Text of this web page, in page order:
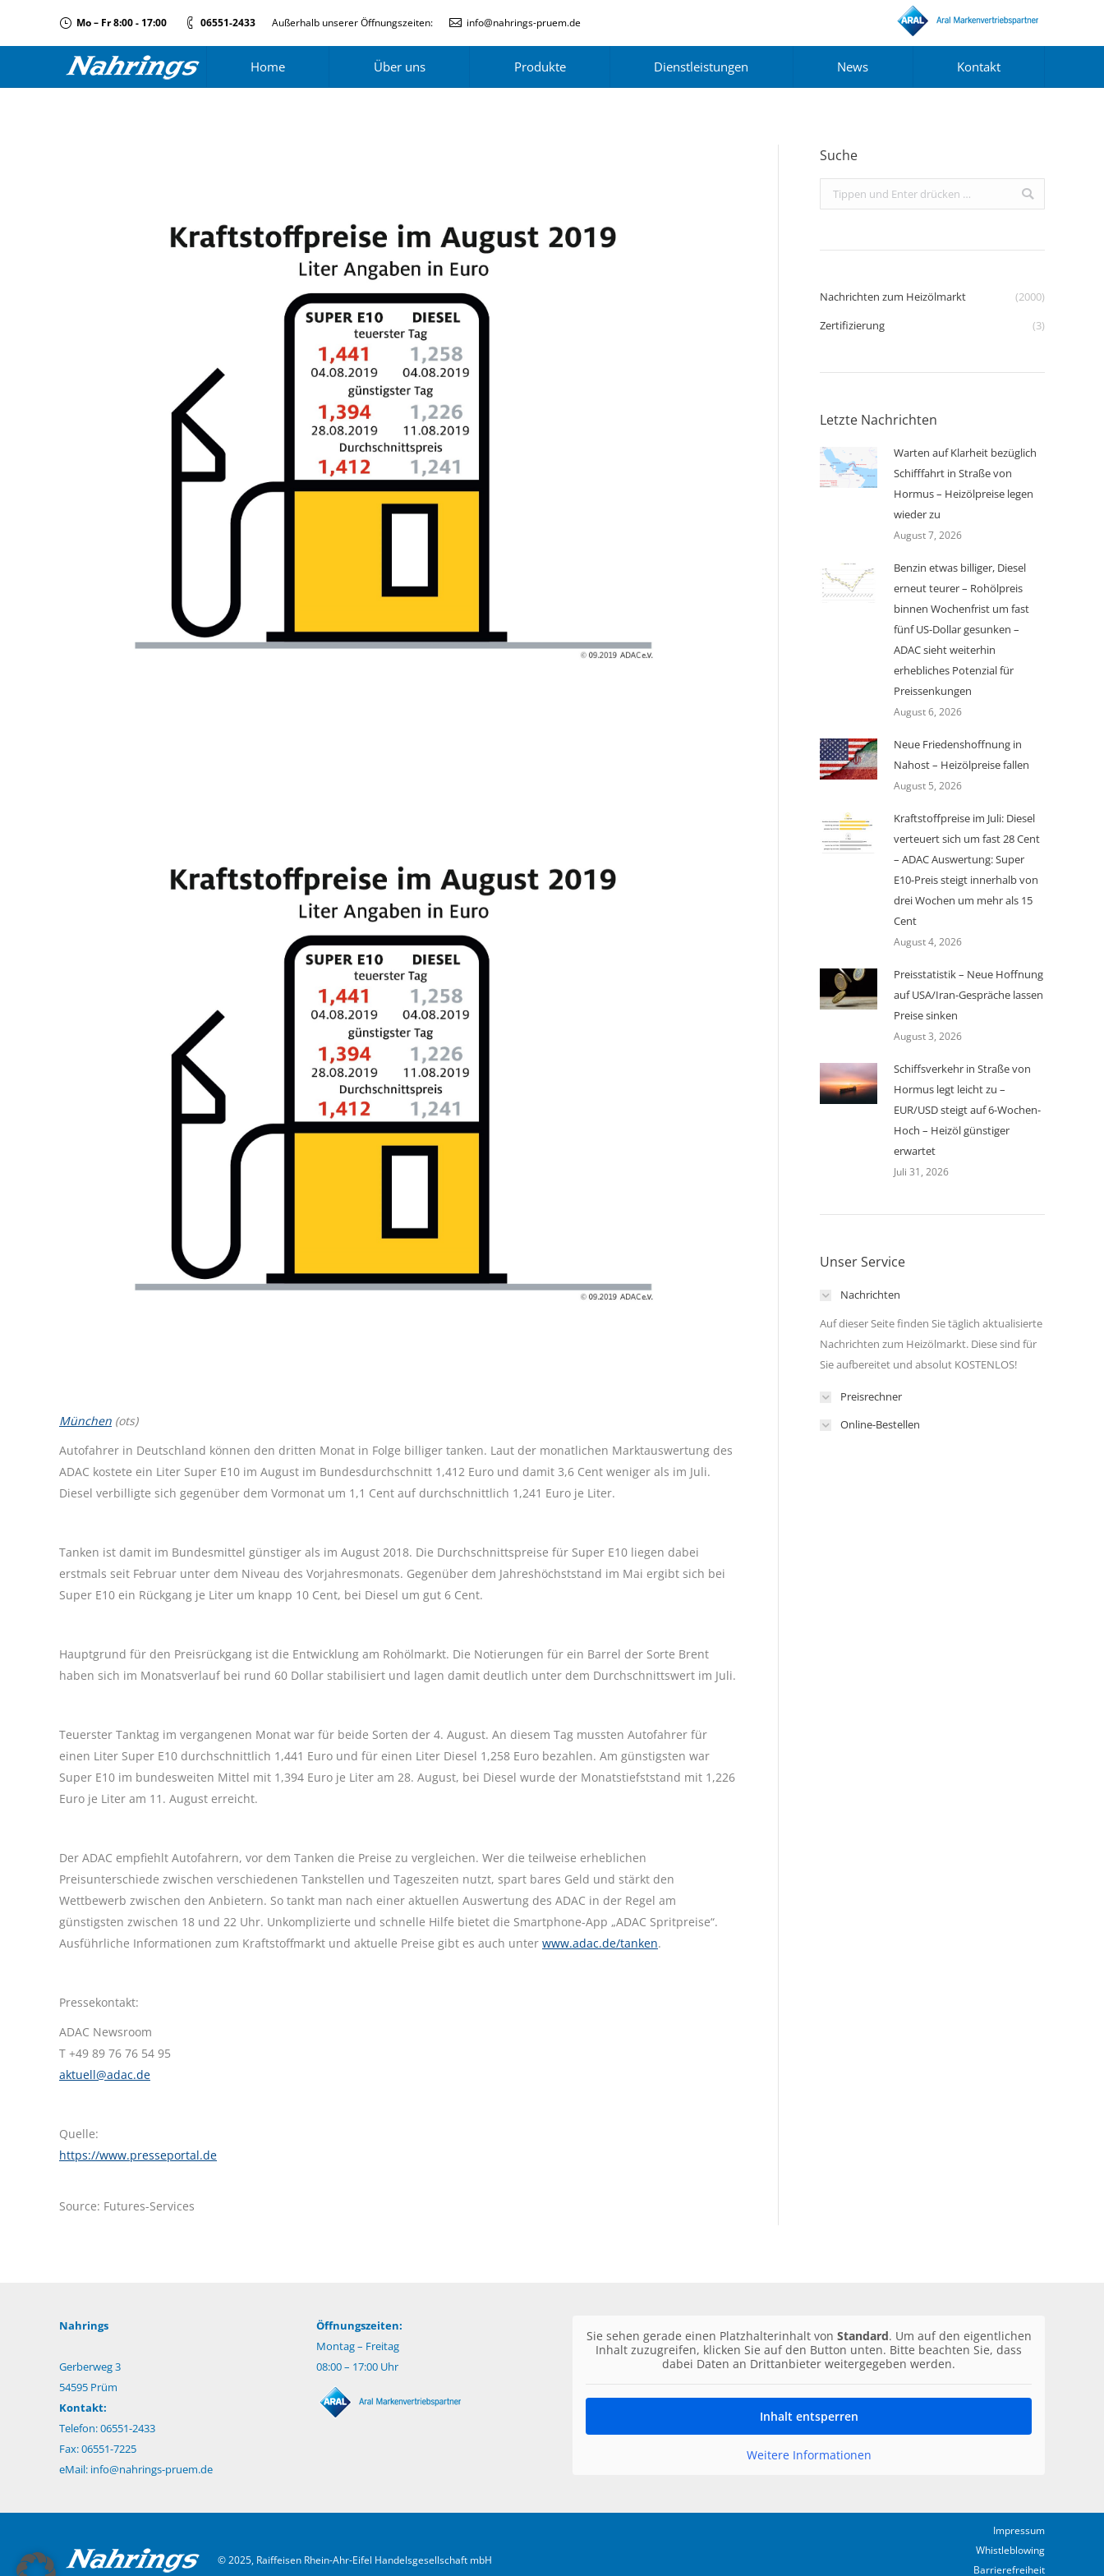
Mo – Fr 8:00 - 17:00 06551-2433 Außerhalb unserer Öffnungszeiten: info@nahrings-pruem.de
Home Über uns Produkte Dienstleistungen News Kontakt
München (ots)
Autofahrer in Deutschland können den dritten Monat in Folge billiger tanken. Laut der monatlichen Marktauswertung des
ADAC kostete ein Liter Super E10 im August im Bundesdurchschnitt 1,412 Euro und damit 3,6 Cent weniger als im Juli.
Diesel verbilligte sich gegenüber dem Vormonat um 1,1 Cent auf durchschnittlich 1,241 Euro je Liter.
Tanken ist damit im Bundesmittel günstiger als im August 2018. Die Durchschnittspreise für Super E10 liegen dabei
erstmals seit Februar unter dem Niveau des Vorjahresmonats. Gegenüber dem Jahreshöchststand im Mai ergibt sich bei
Super E10 ein Rückgang je Liter um knapp 10 Cent, bei Diesel um gut 6 Cent.
Hauptgrund für den Preisrückgang ist die Entwicklung am Rohölmarkt. Die Notierungen für ein Barrel der Sorte Brent
haben sich im Monatsverlauf bei rund 60 Dollar stabilisiert und lagen damit deutlich unter dem Durchschnittswert im Juli.
Teuerster Tanktag im vergangenen Monat war für beide Sorten der 4. August. An diesem Tag mussten Autofahrer für
einen Liter Super E10 durchschnittlich 1,441 Euro und für einen Liter Diesel 1,258 Euro bezahlen. Am günstigsten war
Super E10 im bundesweiten Mittel mit 1,394 Euro je Liter am 28. August, bei Diesel wurde der Monatstiefststand mit 1,226
Euro je Liter am 11. August erreicht.
Der ADAC empfiehlt Autofahrern, vor dem Tanken die Preise zu vergleichen. Wer die teilweise erheblichen
Preisunterschiede zwischen verschiedenen Tankstellen und Tageszeiten nutzt, spart bares Geld und stärkt den
Wettbewerb zwischen den Anbietern. So tankt man nach einer aktuellen Auswertung des ADAC in der Regel am
günstigsten zwischen 18 und 22 Uhr. Unkomplizierte und schnelle Hilfe bietet die Smartphone-App „ADAC Spritpreise“.
Ausführliche Informationen zum Kraftstoffmarkt und aktuelle Preise gibt es auch unter www.adac.de/tanken.
Pressekontakt:
ADAC Newsroom
T +49 89 76 76 54 95
aktuell@adac.de
Quelle:
https://www.presseportal.de
Source: Futures-Services
Suche
Search:
Nachrichten zum Heizölmarkt
(2000)
Zertifizierung
(3)
Letzte Nachrichten
Warten auf Klarheit bezüglich
Schifffahrt in Straße von
Hormus – Heizölpreise legen
wieder zu
August 7, 2026
Benzin etwas billiger, Diesel
erneut teurer – Rohölpreis
binnen Wochenfrist um fast
fünf US-Dollar gesunken –
ADAC sieht weiterhin
erhebliches Potenzial für
Preissenkungen
August 6, 2026
Neue Friedenshoffnung in
Nahost – Heizölpreise fallen
August 5, 2026
Kraftstoffpreise im Juli: Diesel
verteuert sich um fast 28 Cent
– ADAC Auswertung: Super
E10-Preis steigt innerhalb von
drei Wochen um mehr als 15
Cent
August 4, 2026
Preisstatistik – Neue Hoffnung
auf USA/Iran-Gespräche lassen
Preise sinken
August 3, 2026
Schiffsverkehr in Straße von
Hormus legt leicht zu –
EUR/USD steigt auf 6-Wochen-
Hoch – Heizöl günstiger
erwartet
Juli 31, 2026
Unser Service
Nachrichten
Auf dieser Seite finden Sie täglich aktualisierte
Nachrichten zum Heizölmarkt. Diese sind für
Sie aufbereitet und absolut KOSTENLOS!
Preisrechner
Online-Bestellen
Nahrings
Gerberweg 3
54595 Prüm
Kontakt:
Telefon: 06551-2433
Fax: 06551-7225
eMail: info@nahrings-pruem.de
Öffnungszeiten:
Montag – Freitag
08:00 – 17:00 Uhr
Sie sehen gerade einen Platzhalterinhalt von Standard. Um auf den eigentlichen
Inhalt zuzugreifen, klicken Sie auf den Button unten. Bitte beachten Sie, dass
dabei Daten an Drittanbieter weitergegeben werden.
Inhalt entsperren
Weitere Informationen
© 2025, Raiffeisen Rhein-Ahr-Eifel Handelsgesellschaft mbH
Impressum
Whistleblowing
Barrierefreiheit